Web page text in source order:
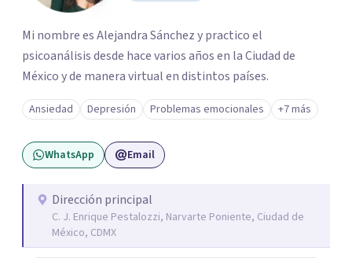
Mi nombre es Alejandra Sánchez y practico el
psicoanálisis desde hace varios años en la Ciudad de
México y de manera virtual en distintos países.
Ansiedad Depresión Problemas emocionales +7 más
WhatsApp Email
Dirección principal
C. J. Enrique Pestalozzi, Narvarte Poniente, Ciudad de
México, CDMX